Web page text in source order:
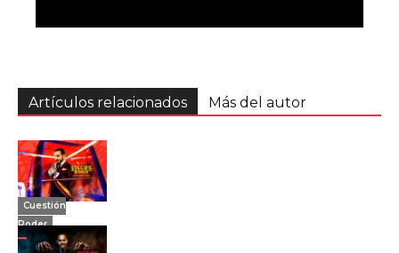
Artículos relacionados Más del autor
Cuestión
Poder